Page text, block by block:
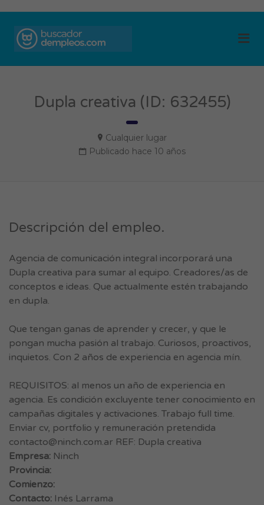
Dupla creativa (ID: 632455)
Cualquier lugar
Publicado hace 10 años
Descripción del empleo.
Agencia de comunicación integral incorporará una
Dupla creativa para sumar al equipo. Creadores/as de
conceptos e ideas. Que actualmente estén trabajando
en dupla.
Que tengan ganas de aprender y crecer, y que le
pongan mucha pasión al trabajo. Curiosos, proactivos,
inquietos. Con 2 años de experiencia en agencia mín.
REQUISITOS: al menos un año de experiencia en
agencia. Es condición excluyente tener conocimiento en
campañas digitales y activaciones. Trabajo full time.
Enviar cv, portfolio y remuneración pretendida
contacto@ninch.com.ar REF: Dupla creativa
Empresa: Ninch
Provincia:
Comienzo:
Contacto: Inés Larrama